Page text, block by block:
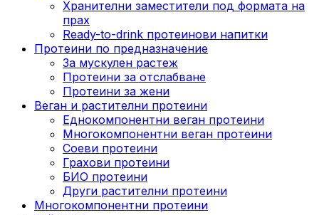
Хранителни заместители под формата на
прах
Ready-to-drink протеинови напитки
Протеини по предназначение
За мускулен растеж
Протеини за отслабване
Протеини за жени
Веган и растителни протеини
Еднокомпонентни веган протеини
Многокомпонентни веган протеини
Соеви протеини
Грахови протеини
БИО протеини
Други растителни протеини
Многокомпонентни протеини